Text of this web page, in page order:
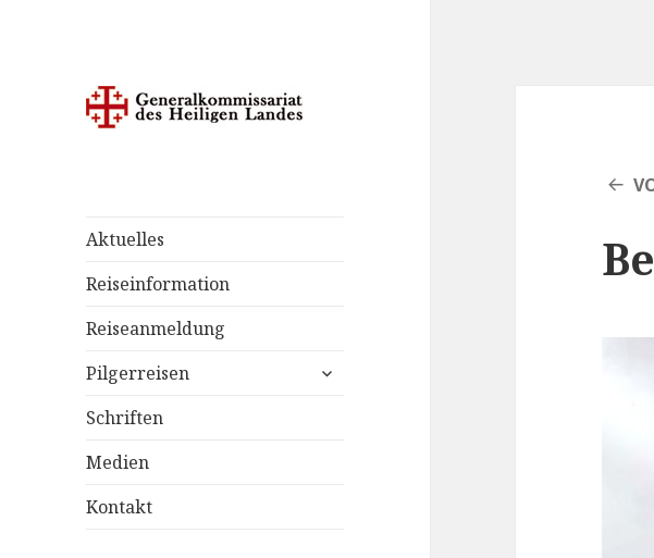
Aktuelles
Reiseinformation
Reiseanmeldung
Pilgerreisen
untermenü
Schriften
Medien
Kontakt